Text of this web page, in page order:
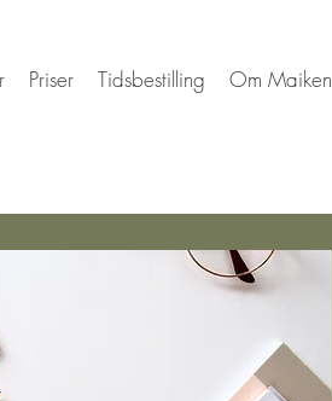
Priser Tidsbestilling Om Maiken